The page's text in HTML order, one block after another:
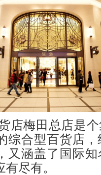
店梅田总店是
综合型百货店
又涵盖了国际
尽有。